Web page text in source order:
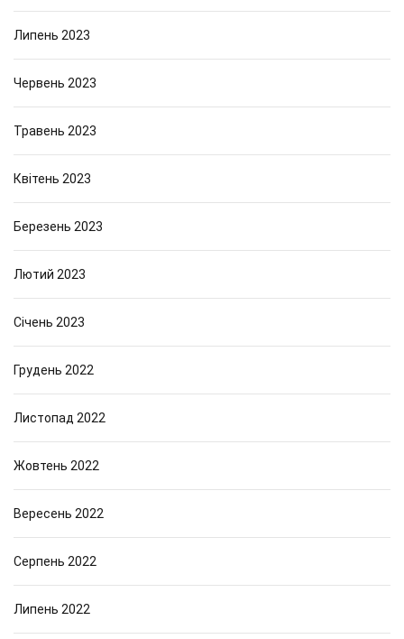
Липень 2023
Червень 2023
Травень 2023
Квітень 2023
Березень 2023
Лютий 2023
Січень 2023
Грудень 2022
Листопад 2022
Жовтень 2022
Вересень 2022
Серпень 2022
Липень 2022